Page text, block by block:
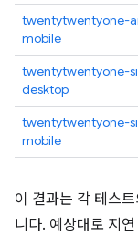
twentytwentyone-
mobile
twentytwentyone-
desktop
twentytwentyone-
mobile
이 결과는 각 테스
니다. 예상대로 지